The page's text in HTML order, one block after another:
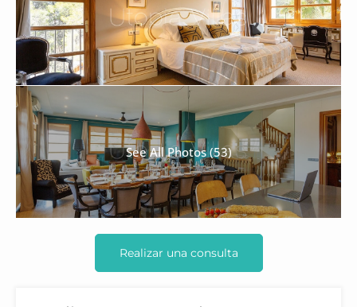
See All Photos (53)
Realizar una consulta